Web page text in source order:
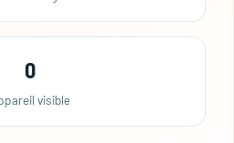
0
visible